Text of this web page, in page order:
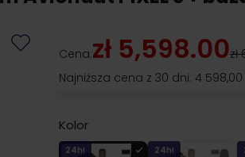
Cena:zł 5,598.00zł
Najniższa cena z 30 dni: 4 598,00
Kolor
24h! 24h!